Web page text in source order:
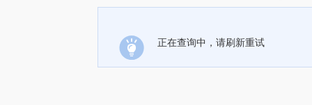
正在查询中，请刷新重试